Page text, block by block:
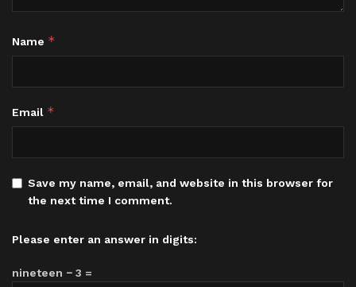
Name *
Email *
Save my name, email, and website in this browser for
the next time I comment.
Please enter an answer in digits:
nineteen − 3 =